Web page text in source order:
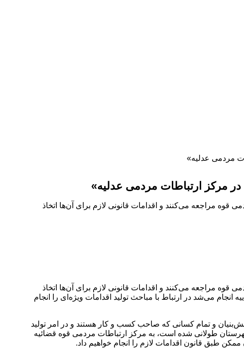
مردمی عدلیه»
در مرکز ارتباطات مردمی عدلیه»
مراجعه می‌کنند و اقدامات قانونی لازم برای آن‌ها اتخاذ
مراجعه می‌کنند و اقدامات قانونی لازم برای آن‌ها اتخاذ
می‌شد در ارتباط با مباحث تولید اقدامات ویژه‌ای را انجام
و تمام کسانی که صاحب کسب و کار هستند و در امر تولید
طولانی شده است، به مرکز ارتباطات مردمی قوه قضائیه
طبق قانون اقدامات لازم را انجام خواهیم داد.